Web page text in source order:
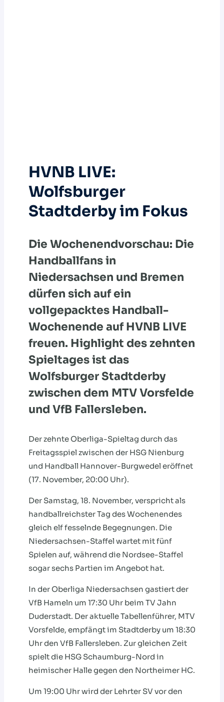
HVNB LIVE:
Wolfsburger
Stadtderby im Fokus
Die Wochenendvorschau: Die
Handballfans in
Niedersachsen und Bremen
dürfen sich auf ein
vollgepacktes Handball-
Wochenende auf HVNB LIVE
freuen. Highlight des zehnten
Spieltages ist das
Wolfsburger Stadtderby
zwischen dem MTV Vorsfelde
und VfB Fallersleben.
Der zehnte Oberliga-Spieltag durch das
Freitagsspiel zwischen der HSG Nienburg
und Handball Hannover-Burgwedel eröffnet
(17. November, 20:00 Uhr).
Der Samstag, 18. November, verspricht als
handballreichster Tag des Wochenendes
gleich elf fesselnde Begegnungen. Die
Niedersachsen-Staffel wartet mit fünf
Spielen auf, während die Nordsee-Staffel
sogar sechs Partien im Angebot hat.
In der Oberliga Niedersachsen gastiert der
VfB Hameln um 17:30 Uhr beim TV Jahn
Duderstadt. Der aktuelle Tabellenführer, MTV
Vorsfelde, empfängt im Stadtderby um 18:30
Uhr den VfB Fallersleben. Zur gleichen Zeit
spielt die HSG Schaumburg-Nord in
heimischer Halle gegen den Northeimer HC.
Um 19:00 Uhr wird der Lehrter SV vor den